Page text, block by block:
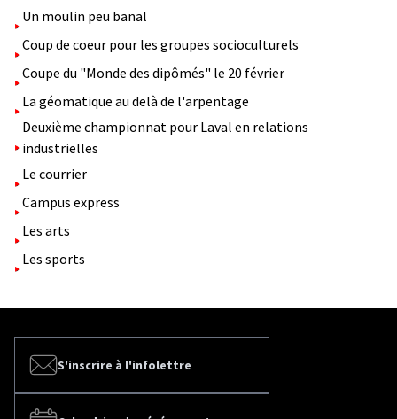
Un moulin peu banal
Coup de coeur pour les groupes socioculturels
Coupe du "Monde des dipômés" le 20 février
La géomatique au delà de l'arpentage
Deuxième championnat pour Laval en relations
industrielles
Le courrier
Campus express
Les arts
Les sports
S'inscrire à l'infolettre